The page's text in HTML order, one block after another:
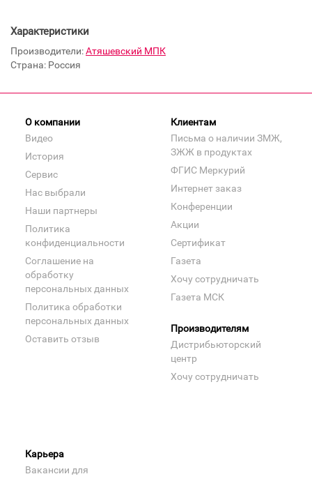
Характеристики
Производители:Атяшевский МПК
Страна: Россия
О компании
Видео
История
Сервис
Нас выбрали
Наши партнеры
Политика
конфиденциальности
Соглашение на
обработку
персональных данных
Политика обработки
персональных данных
Оставить отзыв
Клиентам
Письма о наличии ЗМЖ,
ЗЖЖ в продуктах
ФГИС Меркурий
Интернет заказ
Конференции
Акции
Сертификат
Газета
Хочу сотрудничать
Газета МСК
Производителям
Дистрибьюторский
центр
Хочу сотрудничать
Карьера
Вакансии для